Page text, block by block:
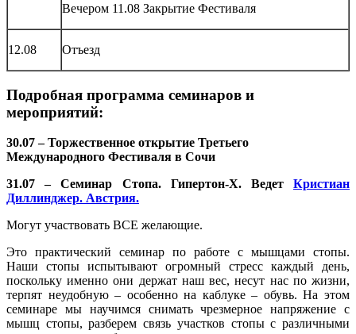
Вечером 11.08 Закрытие Фестиваля
12.08 Отъезд
Подробная программа семинаров и
мероприятий:
30.07 – Торжественное открытие Третьего
Международного Фестиваля в Сочи
31.07 – Семинар Стопа. Гипертон-Х. Ведет Кристиан
Диллинджер. Австрия.
Могут участвовать ВСЕ желающие.
Это практический семинар по работе с мышцами стопы.
Наши стопы испытывают огромный стресс каждый день,
поскольку именно они держат наш вес, несут нас по жизни,
терпят неудобную – особенно на каблуке – обувь. На этом
семинаре мы научимся снимать чрезмерное напряжение с
мышц стопы, разберем связь участков стопы с различными